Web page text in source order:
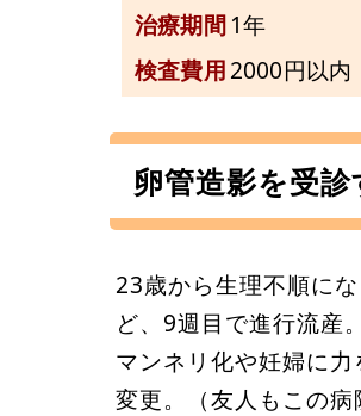
治療期間1年
検査費用2000円以内
卵管造影を受
23歳から生理不順に
ど、9週目で進行流産
マンネリ化や妊婦に
変更。（友人もこの病